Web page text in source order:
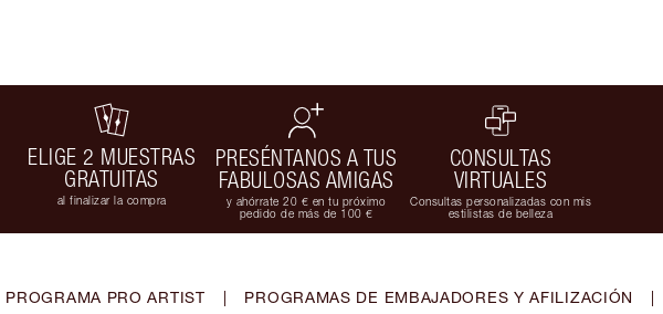
ELIGE 2 MUESTRAS
GRATUITAS
al finalizar la compra
PRESÉNTANOS A TUS
FABULOSAS AMIGAS
y ahórrate 20 € en tu próximo
pedido de más de 100 €
CONSULTAS
VIRTUALES
Consultas personalizadas con mis
estilistas de belleza
PROGRAMA PRO ARTIST | PROGRAMAS DE EMBAJADORES Y AFILIZACIÓN |